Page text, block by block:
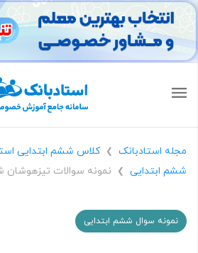
مجله استادبانک ❯ کلاس ششم ابتدایی
ششم ابتدایی
❯ نمونه سوالات
نمونه سوال ششم ابتدایی